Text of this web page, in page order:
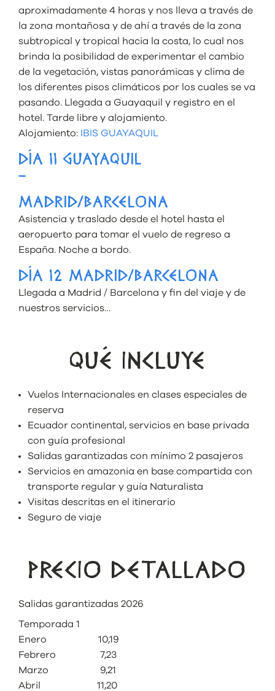
aproximadamente 4 horas y nos lleva a través de
la zona montañosa y de ahí a través de la zona
subtropical y tropical hacia la costa, lo cual nos
brinda la posibilidad de experimentar el cambio
de la vegetación, vistas panorámicas y clima de
los diferentes pisos climáticos por los cuales se va
pasando. Llegada a Guayaquil y registro en el
hotel. Tarde libre y alojamiento.
Alojamiento: IBIS GUAYAQUIL
DÍA 11 GUAYAQUIL
–
MADRID/BARCELONA
Asistencia y traslado desde el hotel hasta el
aeropuerto para tomar el vuelo de regreso a
España. Noche a bordo.
DÍA 12 MADRID/BARCELONA
Llegada a Madrid / Barcelona y fin del viaje y de
nuestros servicios…
QUÉ INCLUYE
Vuelos Internacionales en clases especiales de
reserva
Ecuador continental, servicios en base privada
con guía profesional
Salidas garantizadas con mínimo 2 pasajeros
Servicios en amazonia en base compartida con
transporte regular y guía Naturalista
Visitas descritas en el itinerario
Seguro de viaje
PRECIO DETALLADO
Salidas garantizadas 2026
Temporada 1
Enero 10,19
Febrero 7,23
Marzo 9,21
Abril 11,20